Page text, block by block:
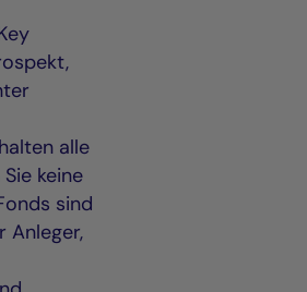
alle
keine
sind
Anleger,